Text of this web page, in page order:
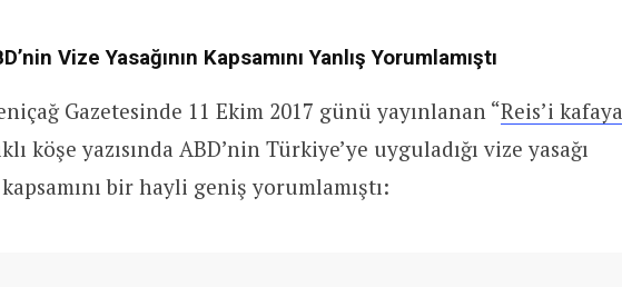
Vize Yasağının Kapsamını Yanlış Yorumlamıştı
Gazetesinde 11 Ekim 2017 günü yayınlanan “Reis’i kafaya
köşe yazısında ABD’nin Türkiye’ye uyguladığı vize yasağı
bir hayli geniş yorumlamıştı: